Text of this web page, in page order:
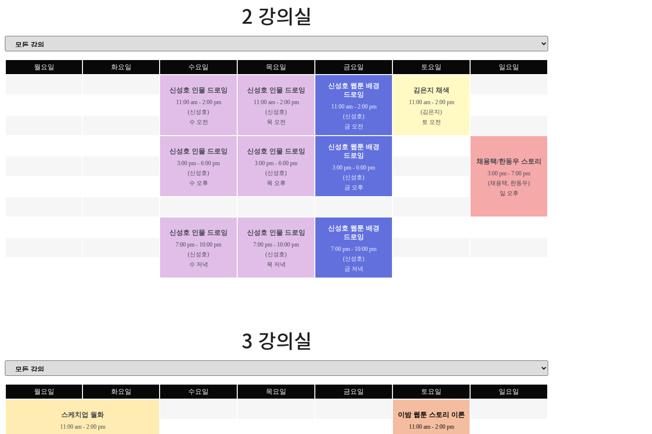
2 강의실
월요일 화요일 수요일 목요일 금요일 토요일 일요일
신성호 인물 드로잉
11:00 am - 2:00 pm
(신성호)
수 오전
신성호 인물 드로잉
11:00 am - 2:00 pm
(신성호)
목 오전
신성호 웹툰 배경
드로잉
11:00 am - 2:00 pm
(신성호)
금 오전
김은지 채색
11:00 am - 2:00 pm
(김은지)
토 오전
신성호 인물 드로잉
3:00 pm - 6:00 pm
(신성호)
수 오후
신성호 인물 드로잉
3:00 pm - 6:00 pm
(신성호)
목 오후
신성호 웹툰 배경
드로잉
3:00 pm - 6:00 pm
(신성호)
금 오후
채용택/한동우 스토리
3:00 pm - 7:00 pm
(채용택, 한동우)
일 오후
신성호 인물 드로잉
7:00 pm - 10:00 pm
(신성호)
수 저녁
신성호 인물 드로잉
7:00 pm - 10:00 pm
(신성호)
목 저녁
신성호 웹툰 배경
드로잉
7:00 pm - 10:00 pm
(신성호)
금 저녁
3 강의실
월요일 화요일 수요일 목요일 금요일 토요일 일요일
스케치업 월화
11:00 am - 2:00 pm
이밤 웹툰 스토리 이론
11:00 am - 2:00 pm